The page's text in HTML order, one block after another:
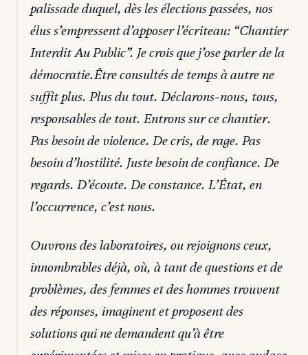
palissade duquel, dès les élections passées, nos
élus s’empressent d’apposer l’écriteau: “Chantier
Interdit Au Public”. Je crois que j’ose parler de la
démocratie.Être consultés de temps à autre ne
suffit plus. Plus du tout. Déclarons-nous, tous,
responsables de tout. Entrons sur ce chantier.
Pas besoin de violence. De cris, de rage. Pas
besoin d’hostilité. Juste besoin de confiance. De
regards. D’écoute. De constance. L’État, en
l’occurrence, c’est nous.
Ouvrons des laboratoires, ou rejoignons ceux,
innombrables déjà, où, à tant de questions et de
problèmes, des femmes et des hommes trouvent
des réponses, imaginent et proposent des
solutions qui ne demandent qu’à être